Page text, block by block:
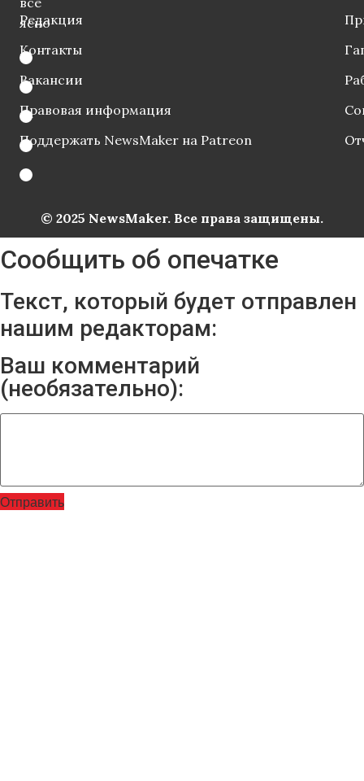
ясно
Редакция
Контакты
Вакансии
Правовая информация
Поддержать NewsMaker на Patreon
© 2025 NewsMaker. Все права защищены.
Сообщить об опечатке
Текст, который будет отправлен
нашим редакторам:
Ваш комментарий
(необязательно):
Отправить